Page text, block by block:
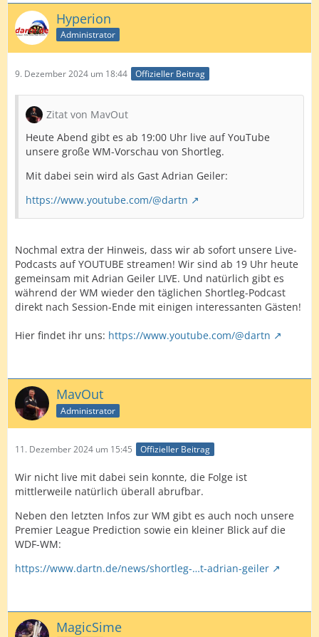
Hyperion
Administrator
9. Dezember 2024 um 18:44 Offizieller Beitrag
Zitat von MavOut
Heute Abend gibt es ab 19:00 Uhr live auf YouTube
unsere große WM-Vorschau von Shortleg.
Mit dabei sein wird als Gast Adrian Geiler:
https://www.youtube.com/@dartn
Nochmal extra der Hinweis, dass wir ab sofort unsere Live-
Podcasts auf YOUTUBE streamen! Wir sind ab 19 Uhr heute
gemeinsam mit Adrian Geiler LIVE. Und natürlich gibt es
während der WM wieder den täglichen Shortleg-Podcast
direkt nach Session-Ende mit einigen interessanten Gästen!
Hier findet ihr uns: https://www.youtube.com/@dartn
MavOut
Administrator
11. Dezember 2024 um 15:45 Offizieller Beitrag
Wir nicht live mit dabei sein konnte, die Folge ist
mittlerweile natürlich überall abrufbar.
Neben den letzten Infos zur WM gibt es auch noch unsere
Premier League Prediction sowie ein kleiner Blick auf die
WDF-WM:
https://www.dartn.de/news/shortleg-…t-adrian-geiler
MagicSime